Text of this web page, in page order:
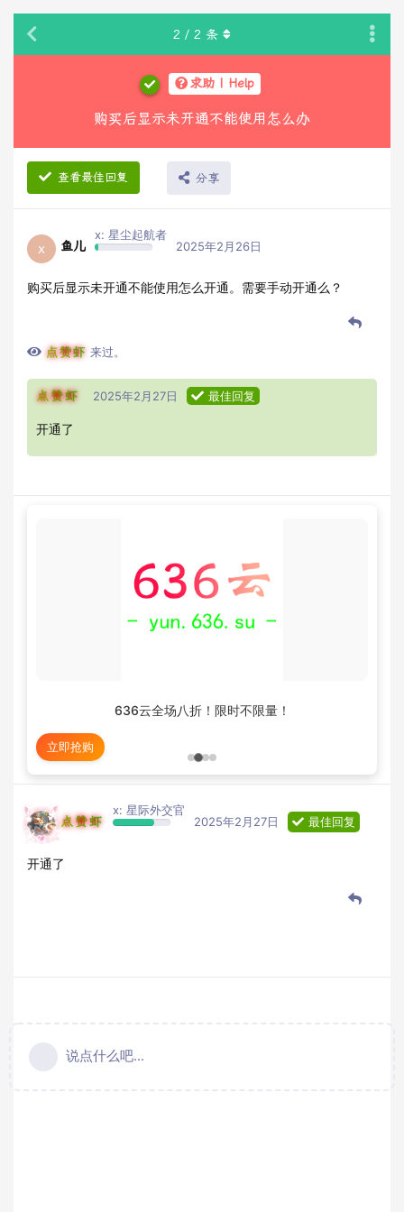
求助 | Help
购买后显示未开通不能使用怎么办
查看最佳回复 分享
2 / 2 条
x 鱼儿
x: 星尘起航者
2025年2月26日
购买后显示未开通不能使用怎么开通。需要手动开通么？
点赞虾 来过。
点赞虾 2025年2月27日 最佳回复
开通了
636云全场八折！限时不限量！
立即抢购
点赞虾
x: 星际外交官
2025年2月27日
最佳回复
开通了
说点什么吧...